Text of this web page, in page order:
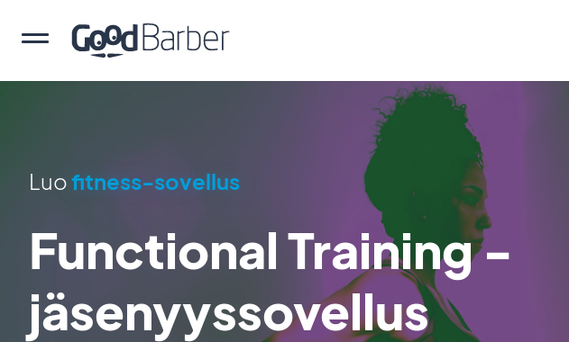
Luofitness-sovellus
Functional Training -
jäsenyyssovellus